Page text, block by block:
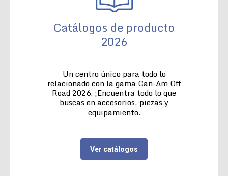
Catálogos de producto
2026
Un centro único para todo lo
relacionado con la gama Can-Am Off
Road 2026. ¡Encuentra todo lo que
buscas en accesorios, piezas y
equipamiento.
Ver catálogos